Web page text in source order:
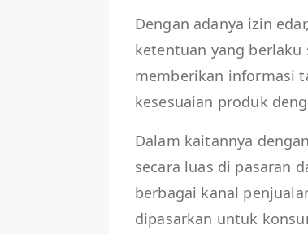
Dengan adanya izin
ketentuan yang
memberikan informasi
kesesuaian produk
Dalam kaitannya
secara luas di pasaran
berbagai kanal
dipasarkan untuk